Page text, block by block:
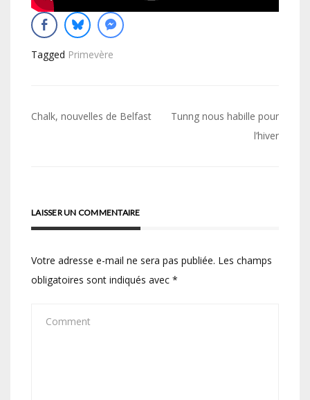
Tagged Primevère
Navigation
Chalk, nouvelles de Belfast
Tunng nous habille pour
l’hiver
LAISSER UN COMMENTAIRE
Votre adresse e-mail ne sera pas publiée. Les champs
obligatoires sont indiqués avec *